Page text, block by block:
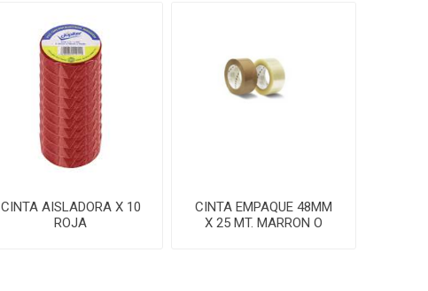
CINTA AISLADORA X 10
ROJA
CINTA EMPAQUE 48MM
X 25 MT. MARRON O